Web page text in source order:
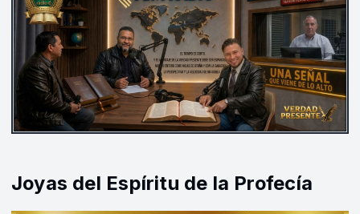
Joyas del Espíritu de la Profecía